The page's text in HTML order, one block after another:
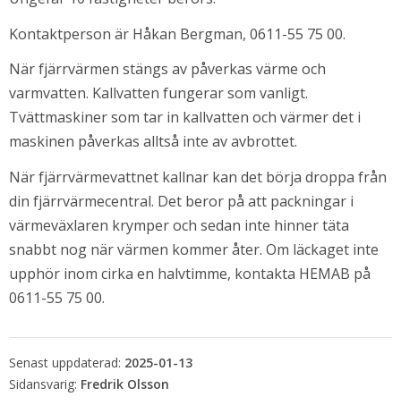
Kontaktperson är Håkan Bergman, 0611-55 75 00.
När fjärrvärmen stängs av påverkas värme och
varmvatten. Kallvatten fungerar som vanligt.
Tvättmaskiner som tar in kallvatten och värmer det i
maskinen påverkas alltså inte av avbrottet.
När fjärrvärmevattnet kallnar kan det börja droppa från
din fjärrvärmecentral. Det beror på att packningar i
värmeväxlaren krymper och sedan inte hinner täta
snabbt nog när värmen kommer åter. Om läckaget inte
upphör inom cirka en halvtimme, kontakta HEMAB på
0611-55 75 00.
Senast uppdaterad: 2025-01-13
Fredrik Olsson